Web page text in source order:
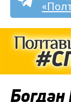
Богдан